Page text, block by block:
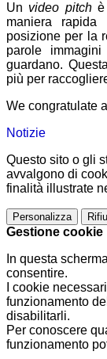
Un video pitch
maniera
posizione per la
parole
guardano.
più per
We congratulate
Notizie
Questo sito o gli
avvalgono di
finalità illustrate
Personalizza
Gestione cookie
In questa
consentire.
I cookie
funzionamento
disabilitarli.
Per conoscere
funzionamento